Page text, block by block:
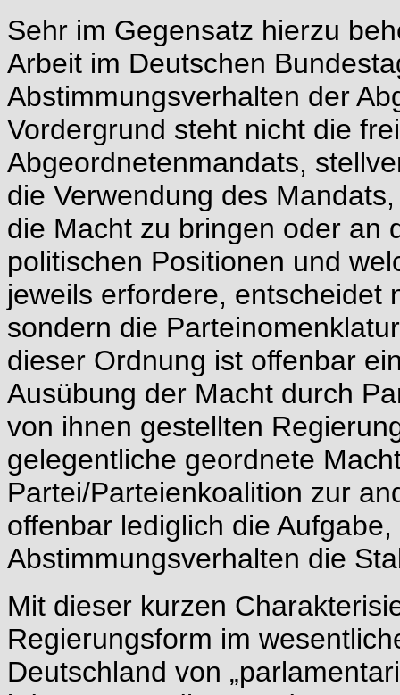
Sehr im Gegensatz hierzu
Arbeit im Deutschen
Abstimmungsverhalten der
Vordergrund steht nicht die
Abgeordnetenmandats,
die Verwendung des
die Macht zu bringen oder an
politischen Positionen und
jeweils erfordere, entscheidet
sondern die
dieser Ordnung ist offenbar
Ausübung der Macht durch
von ihnen gestellten
gelegentliche geordnete
Partei/Parteienkoalition zur
offenbar lediglich die
Abstimmungsverhalten die
Mit dieser kurzen
Regierungsform im
Deutschland von